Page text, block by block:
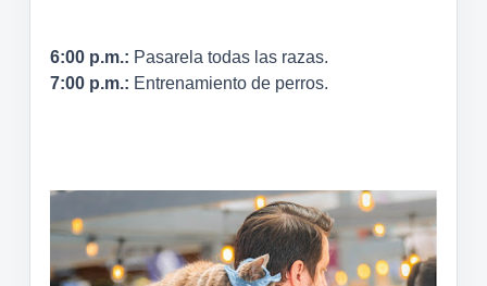
6:00 p.m.: Pasarela todas las razas.
7:00 p.m.: Entrenamiento de perros.